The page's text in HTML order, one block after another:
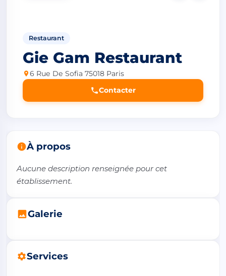
Restaurant
Gie Gam Restaurant
6 Rue De Sofia 75018 Paris
Contacter
À propos
Aucune description renseignée pour cet
établissement.
Galerie
Services